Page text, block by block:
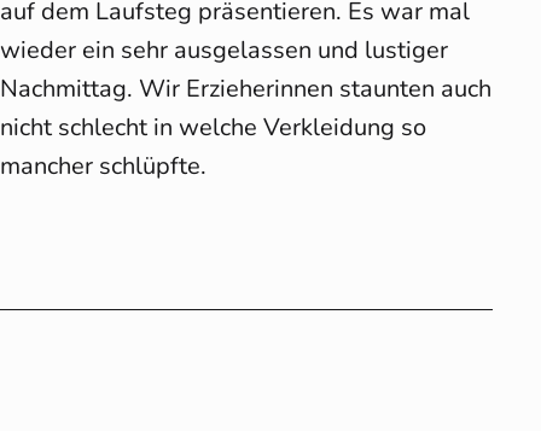
auf dem Laufsteg präsentieren. Es war mal
wieder ein sehr ausgelassen und lustiger
Nachmittag. Wir Erzieherinnen staunten auch
nicht schlecht in welche Verkleidung so
mancher schlüpfte.